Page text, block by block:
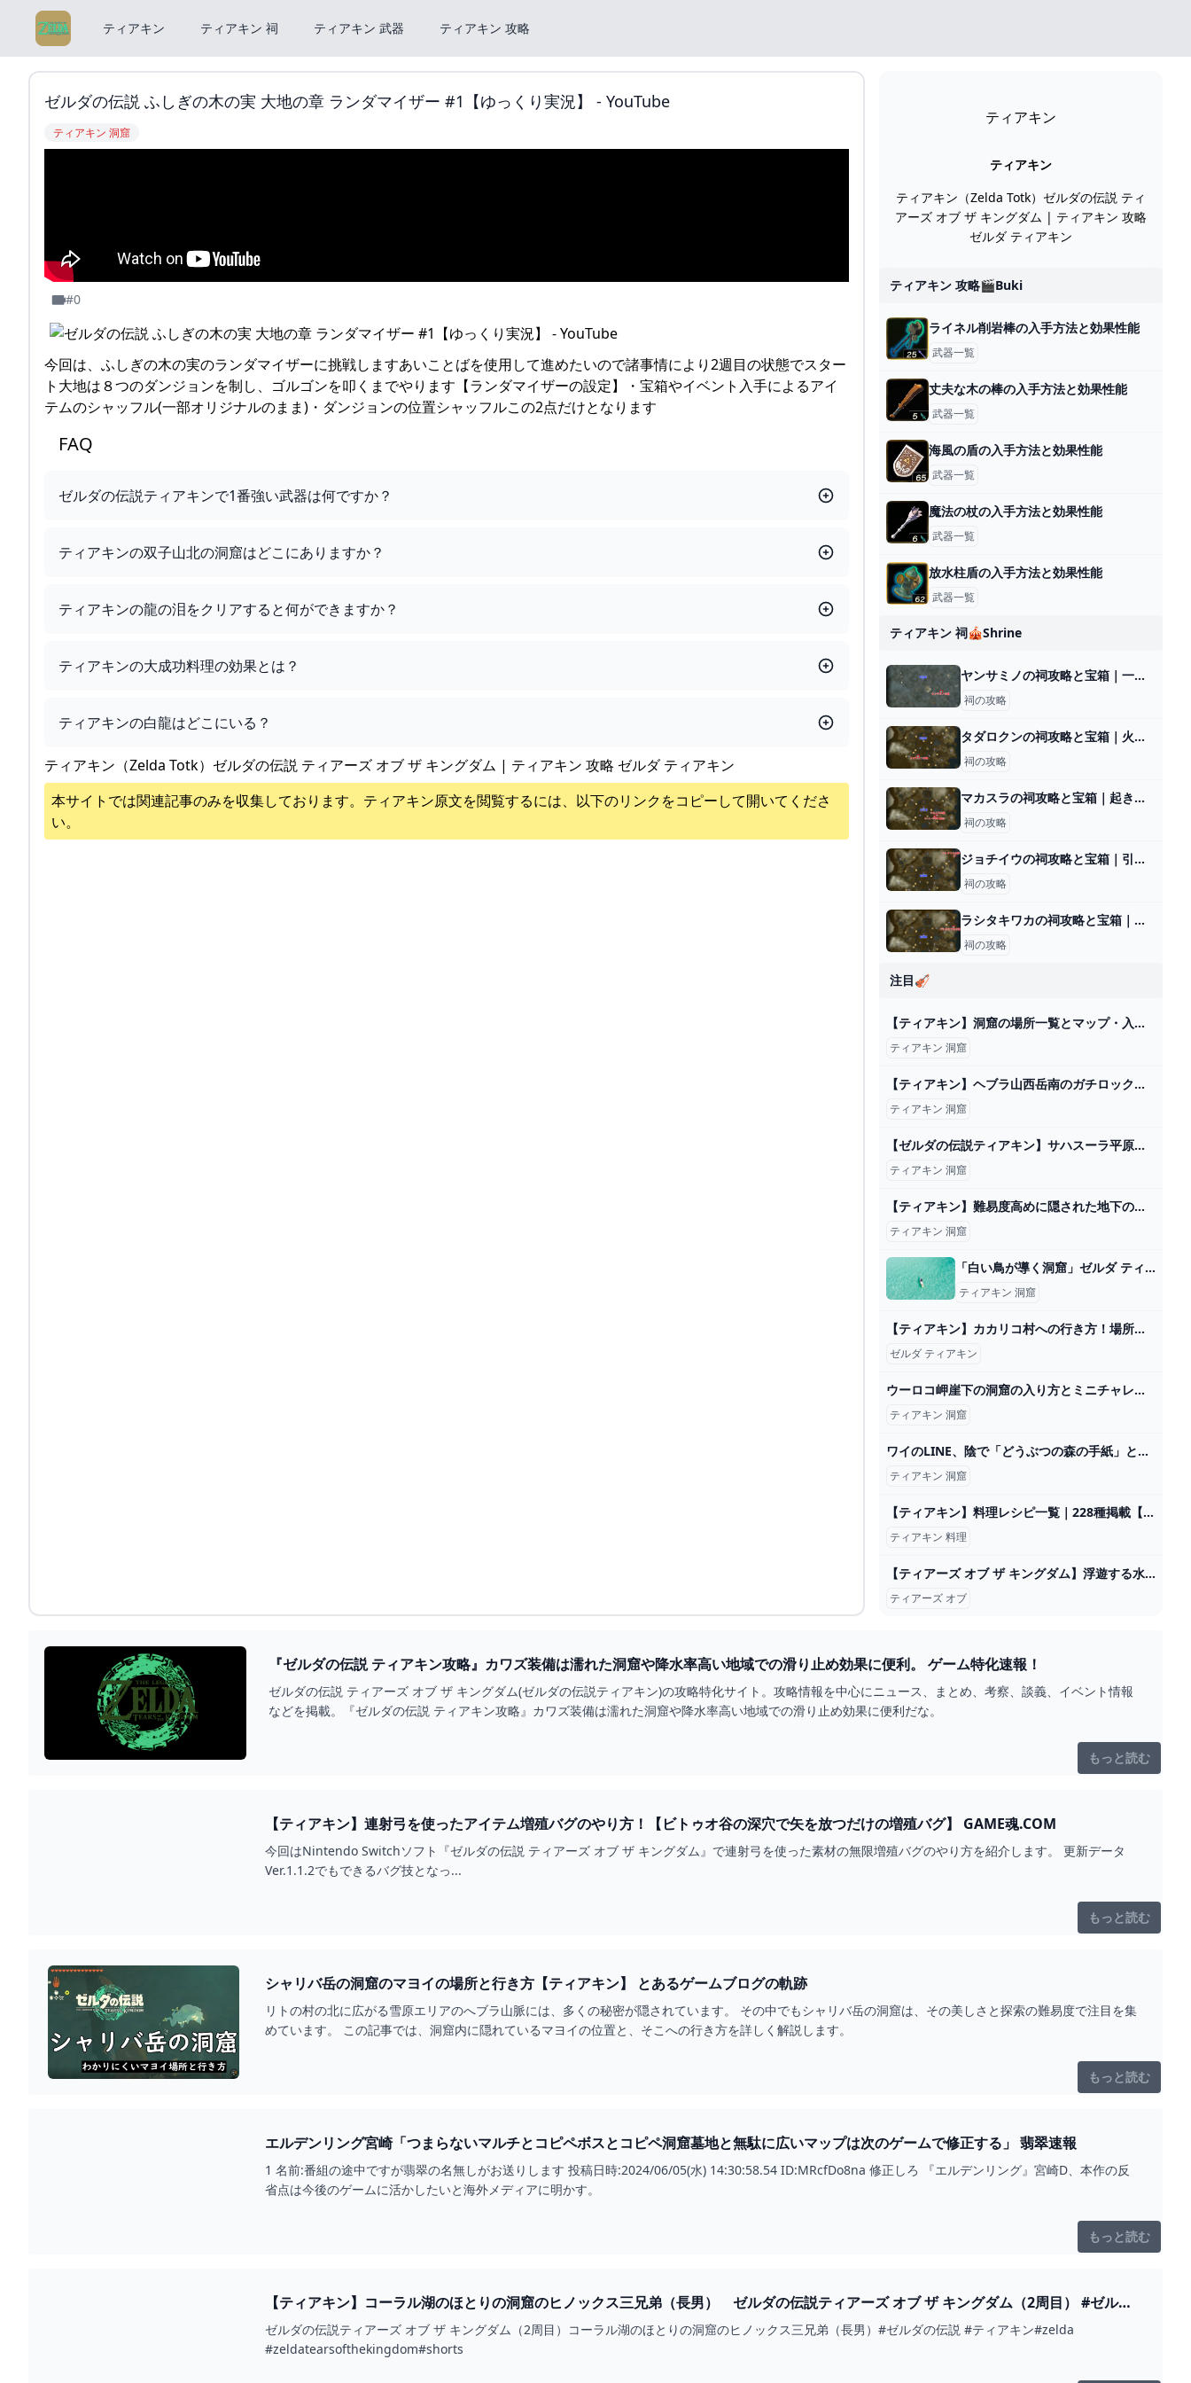
ティアキン ティアキン 祠 ティアキン 武器 ティアキン 攻略
ゼルダの伝説 ふしぎの木の実 大地の章 ランダマイザー #1【ゆっくり実況】 - YouTube
ティアキン 洞窟
#0
今回は、ふしぎの木の実のランダマイザーに挑戦しますあいことばを使用して進めたいので諸事情により2週目の状態でスター
ト大地は８つのダンジョンを制し、ゴルゴンを叩くまでやります【ランダマイザーの設定】・宝箱やイベント入手によるアイ
テムのシャッフル(一部オリジナルのまま)・ダンジョンの位置シャッフルこの2点だけとなります
FAQ
ゼルダの伝説ティアキンで1番強い武器は何ですか？
ティアキンの双子山北の洞窟はどこにありますか？
ティアキンの龍の泪をクリアすると何ができますか？
ティアキンの大成功料理の効果とは？
ティアキンの白龍はどこにいる？
ティアキン（Zelda Totk）ゼルダの伝説 ティアーズ オブ ザ キングダム | ティアキン 攻略 ゼルダ ティアキン
本サイトでは関連記事のみを収集しております。 ティアキン原文を閲覧するには、以下のリンクをコピーして開いてくださ
い。
ティアキン
ティアキン
ティアキン（Zelda Totk）ゼルダの伝説 ティ
アーズ オブ ザ キングダム | ティアキン 攻略
ゼルダ ティアキン
ティアキン 攻略🎬buki
ライネル削岩棒の入手方法と効果性能
武器一覧
丈夫な木の棒の入手方法と効果性能
武器一覧
海風の盾の入手方法と効果性能
武器一覧
魔法の杖の入手方法と効果性能
武器一覧
放水柱盾の入手方法と効果性能
武器一覧
ティアキン 祠🎪shrine
ヤンサミノの祠攻略と宝箱｜一身の戦い 重力
祠の攻略
タダロクンの祠攻略と宝箱｜火と水
祠の攻略
マカスラの祠攻略と宝箱｜起き上がるもの
祠の攻略
ジョチイウの祠攻略と宝箱｜引き抜く度胸
祠の攻略
ラシタキワカの祠攻略と宝箱｜一身の戦い 操縦
祠の攻略
注目🎻
【ティアキン】洞窟の場所一覧とマップ・入手防具【ゼルダの伝説ティアーズオブザキングダム】 - ゲームウィズ ティアキン
ティアキン 洞窟
【ティアキン】ヘブラ山西岳南のガチロック ゼルダの伝説ティアーズ オブザキングダム2周目 #ゼルダの伝説 #ティアキン #zelda #shorts - YouTube
ティアキン 洞窟
【ゼルダの伝説ティアキン】サハスーラ平原鳥望台エリアの洞窟（マヨイ）を全攻略 Part130 - YouTube
ティアキン 洞窟
【ティアキン】難易度高めに隠された地下の宝箱を見に行ってみたら...【ゼルダの伝説 ティアーズ オブ ザ キングダム】 - YouTube
ティアキン 洞窟
「白い鳥が導く洞窟」ゼルダ ティアキン攻略「ほこらチャレンジ編」【ゼルダの伝説ティアーズオブザキングダム攻略】 GameGamingGames
ティアキン 洞窟
【ティアキン】カカリコ村への行き方！場所まで案内します - YouTube
ゼルダ ティアキン
ウーロコ岬崖下の洞窟の入り方とミニチャレンジの受け方【ティアキン】 - YouTube
ティアキン 洞窟
ワイのLINE、陰で「どうぶつの森の手紙」と言われていた模様【ゆっくり解説】【2ch面白スレ】 - YouTube
ティアキン 洞窟
【ティアキン】料理レシピ一覧｜228種掲載【ゼルダの伝説ティアーズオブザキングダム】｜ゲームエイト
ティアキン 料理
【ティアーズ オブ ザ キングダム】浮遊する水と消えた質量と飛行機✈ #27 - YouTube
ティアーズ オブ
『ゼルダの伝説 ティアキン攻略』カワズ装備は濡れた洞窟や降水率高い地域での滑り止め効果に便利。 ゲーム特化速報！
ゼルダの伝説 ティアーズ オブ ザ キングダム(ゼルダの伝説ティアキン)の攻略特化サイト。攻略情報を中心にニュース、まとめ、考察、談義、イベント情報
などを掲載。『ゼルダの伝説 ティアキン攻略』カワズ装備は濡れた洞窟や降水率高い地域での滑り止め効果に便利だな。
もっと読む
【ティアキン】連射弓を使ったアイテム増殖バグのやり方！【ビトゥオ谷の深穴で矢を放つだけの増殖バグ】 GAME魂.COM
今回はNintendo Switchソフト『ゼルダの伝説 ティアーズ オブ ザ キングダム』で連射弓を使った素材の無限増殖バグのやり方を紹介します。 更新データ
Ver.1.1.2でもできるバグ技となっ...
もっと読む
シャリバ岳の洞窟のマヨイの場所と行き方【ティアキン】 とあるゲームブログの軌跡
リトの村の北に広がる雪原エリアのへブラ山脈には、多くの秘密が隠されています。 その中でもシャリバ岳の洞窟は、その美しさと探索の難易度で注目を集
めています。 この記事では、洞窟内に隠れているマヨイの位置と、そこへの行き方を詳しく解説します。
もっと読む
エルデンリング宮崎「つまらないマルチとコピペボスとコピペ洞窟墓地と無駄に広いマップは次のゲームで修正する」 翡翠速報
1 名前:番組の途中ですが翡翠の名無しがお送りします 投稿日時:2024/06/05(水) 14:30:58.54 ID:MRcfDo8na 修正しろ 『エルデンリング』宮崎D、本作の反
省点は今後のゲームに活かしたいと海外メディアに明かす。
もっと読む
【ティアキン】コーラル湖のほとりの洞窟のヒノックス三兄弟（長男） ゼルダの伝説ティアーズ オブ ザ キングダム（2周目） #ゼルダ
の伝説 #ティアキン #ZELDA #SHORTS - YOUTUBE
ゼルダの伝説ティアーズ オブ ザ キングダム（2周目）コーラル湖のほとりの洞窟のヒノックス三兄弟（長男）#ゼルダの伝説 #ティアキン#zelda
#zeldatearsofthekingdom#shorts